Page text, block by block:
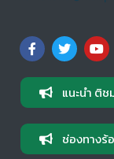
แนะนำ ติช
ช่องทางร้